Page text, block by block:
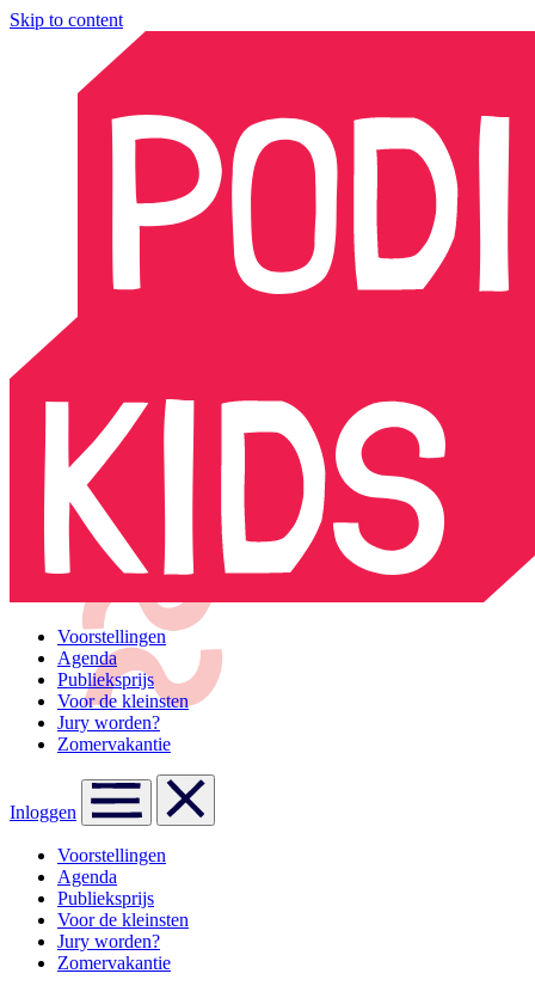
Skip to content
Voorstellingen
Agenda
Publieksprijs
Voor de kleinsten
Jury worden?
Zomervakantie
Inloggen
Voorstellingen
Agenda
Publieksprijs
Voor de kleinsten
Jury worden?
Zomervakantie